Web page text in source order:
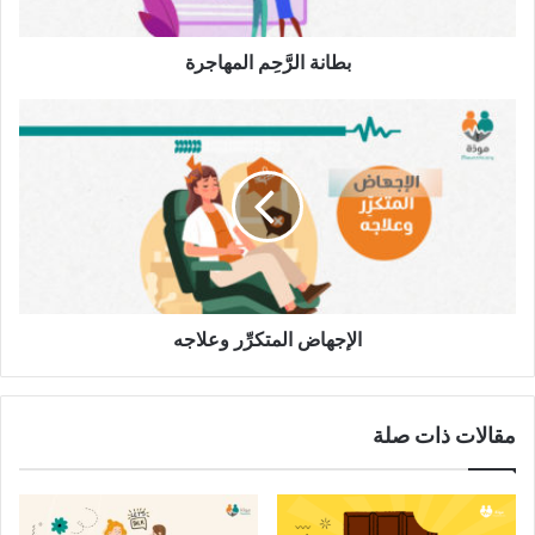
17 ديسمبر، 2022
الرحم المقلوب الرحم الطبيعي
ما هي أسباب الرَّحِم المقلوبة؟
بطانة الرَّحِم المهاجرة
الإجهاض
المتكرِّر
وعلاجه
الإجهاض المتكرِّر وعلاجه
مقالات ذات صلة